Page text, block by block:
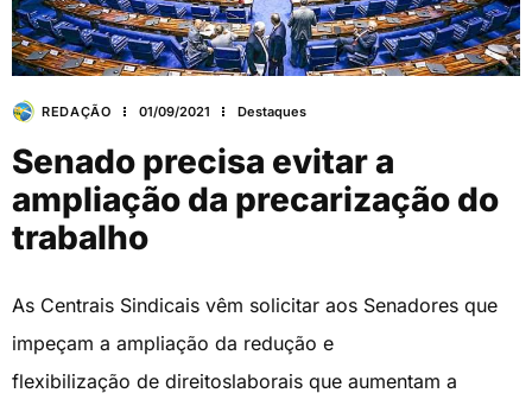
REDAÇÃO 01/09/2021 Destaques
Senado precisa evitar a
ampliação da precarização do
trabalho
As Centrais Sindicais vêm solicitar aos Senadores que
impeçam a ampliação da redução e
flexibilização de direitoslaborais que aumentam a